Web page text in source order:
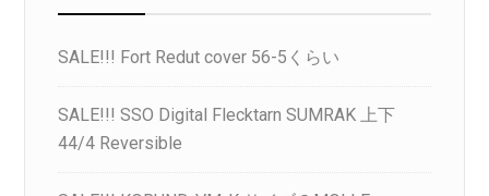
SALE!!! Fort Redut cover 56-5くらい
SALE!!! SSO Digital Flecktarn SUMRAK 上下
44/4 Reversible